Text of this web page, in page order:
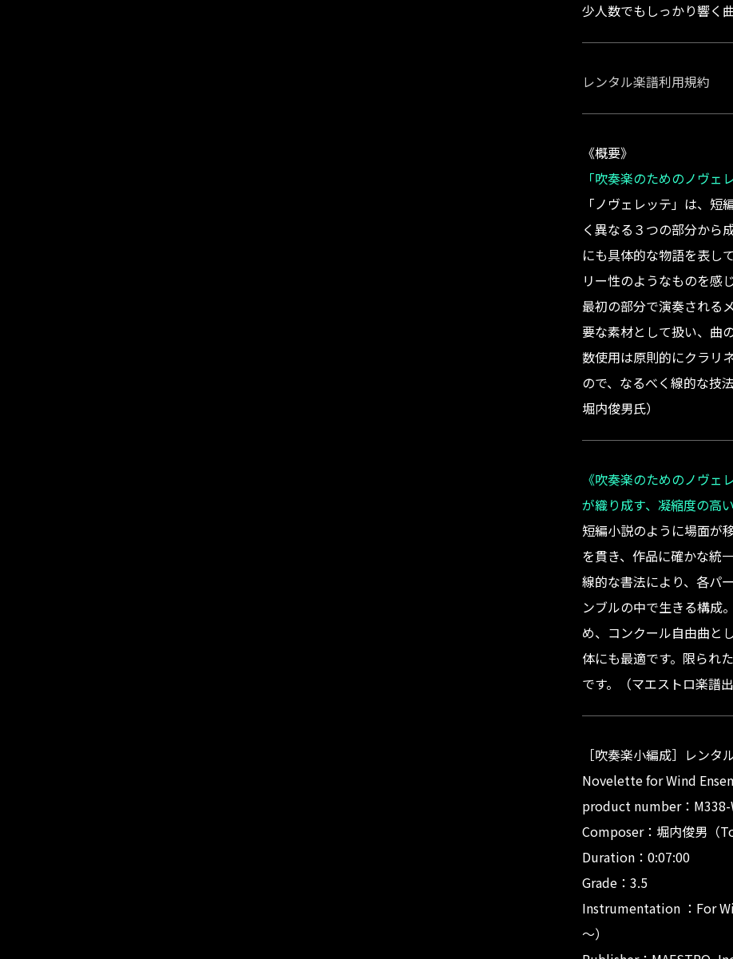
少人数でもしっかり響く
レンタル楽譜利用規約
《概要》
「吹奏楽のためのノヴェ
「ノヴェレッテ」は、短
く異なる３つの部分から
にも具体的な物語を表し
リー性のようなものを感
最初の部分で演奏される
要な素材として扱い、曲
数使用は原則的にクラリ
ので、なるべく線的な技
堀内俊男氏）
《吹奏楽のためのノヴェ
が織り成す、凝縮度の高
短編小説のように場面が
を貫き、作品に確かな統
線的な書法により、各パ
ンブルの中で生きる構成
め、コンクール自由曲と
体にも最適です。限られ
です。（マエストロ楽譜出
［吹奏楽小編成］レン
Novelette for Wind
product number
Composer：堀内俊男（
Duration：0:07:00
Grade：3.5
Instrumentation ：For
～）